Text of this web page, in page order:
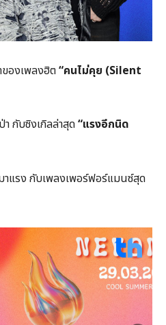
องเพลงฮิต“คนไม่คุย (Silent
กับซิงเกิลล่าสุด“แรงอีกนิด
แรง กับเพลงเพอร์ฟอร์แมนซ์สุด